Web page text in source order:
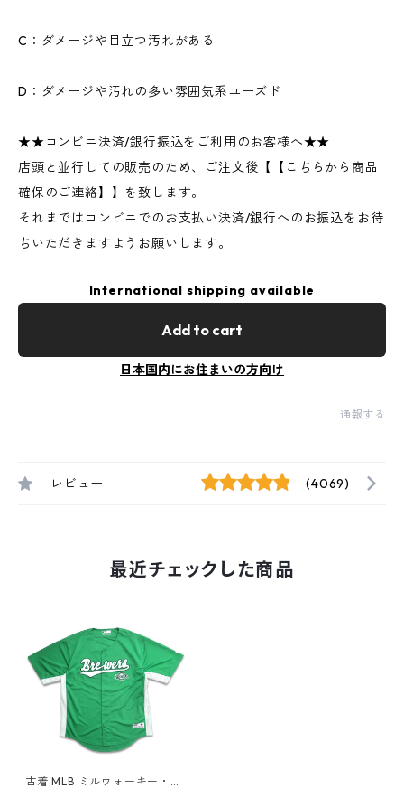
C：ダメージや目立つ汚れがある
D：ダメージや汚れの多い雰囲気系ユーズド
★★コンビニ決済/銀行振込をご利用のお客様へ★★
店頭と並行しての販売のため、ご注文後【【こちらから商品
確保のご連絡】】を致します。
それまではコンビニでのお支払い決済/銀行へのお振込をお待
ちいただきますようお願いします。
International shipping available
Add to cart
日本国内にお住まいの方向け
通報する
レビュー (4069)
最近チェックした商品
古着 MLB ミルウォーキー・ブ